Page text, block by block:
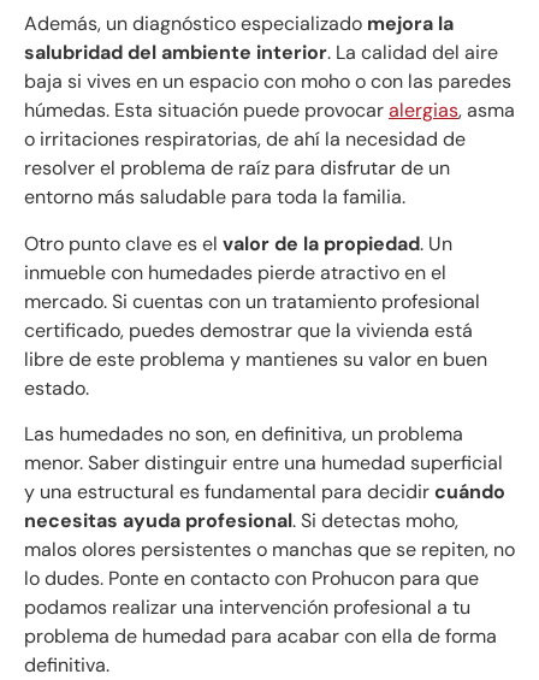
Además, un diagnóstico especializado mejora la
salubridad del ambiente interior. La calidad del aire
baja si vives en un espacio con moho o con las paredes
húmedas. Esta situación puede provocaralergias, asma
o irritaciones respiratorias, de ahí la necesidad de
resolver el problema de raíz para disfrutar de un
entorno más saludable para toda la familia.
Otro punto clave es el valor de la propiedad. Un
inmueble con humedades pierde atractivo en el
mercado. Si cuentas con un tratamiento profesional
certificado, puedes demostrar que la vivienda está
libre de este problema y mantienes su valor en buen
estado.
Las humedades no son, en definitiva, un problema
menor. Saber distinguir entre una humedad superficial
y una estructural es fundamental para decidircuándo
necesitas ayuda profesional. Si detectas moho,
malos olores persistentes o manchas que se repiten, no
lo dudes. Ponte en contacto con Prohucon para que
podamos realizar una intervención profesional a tu
problema de humedad para acabar con ella de forma
definitiva.